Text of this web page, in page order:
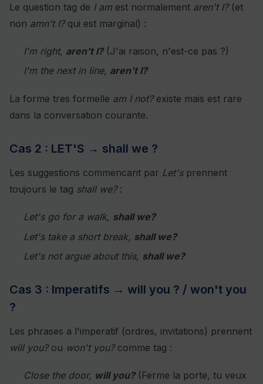
Le question tag de I am est normalement aren't I?(et
non amn't I?qui est marginal) :
I'm right, aren't I?(J'ai raison, n'est-ce pas ?)
I'm the next in line, aren't I?
La forme tres formelle am I not?existe mais est rare
dans la conversation courante.
Cas 2 : LET'S → shall we ?
Les suggestions commencant par Let'sprennent
toujours le tag shall we?:
Let's go for a walk, shall we?
Let's take a short break, shall we?
Let's not argue about this, shall we?
Cas 3 : Imperatifs → will you ? / won't you
?
Les phrases a l'imperatif (ordres, invitations) prennent
will you?ou won't you?comme tag :
Close the door, will you?(Ferme la porte, tu veux